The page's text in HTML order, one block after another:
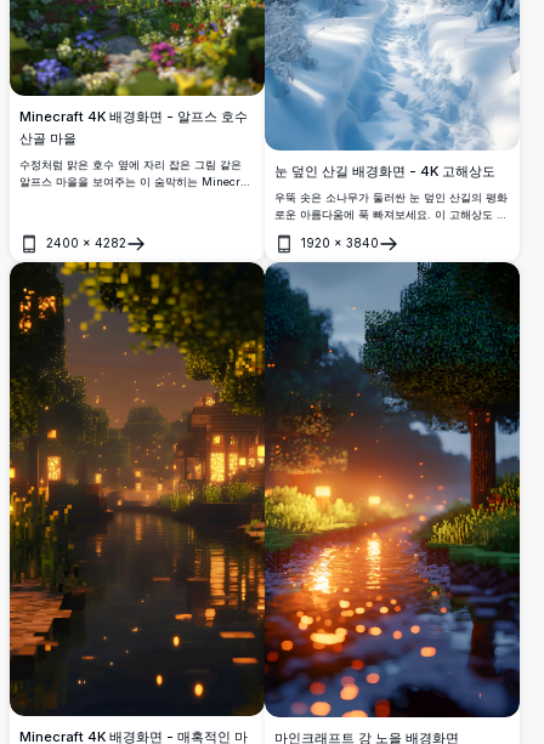
Minecraft 4K 배경화면 - 알프스 호수
산골 마을
수정처럼 맑은 호수 옆에 자리 잡은 그림 같은
알프스 마을을 보여주는 이 숨막히는 Minecraft
화들이 호숫가를 따라 만개하여 놀라운 고해상
도로 자연의 아름다움과 건축적 매력의 완벽한
조화를 만들어냅니다.
2400 × 4282
열기
눈 덮인 산길 배경화면 - 4K 고해상도
우뚝 솟은 소나무가 둘러싼 눈 덮인 산길의 평화
로운 아름다움에 푹 빠져보세요. 이 고해상도 배
경화면은 장엄한 산봉우리와 고요한 겨울 풍경
을 담아 자연의 손상되지 않은 아름다움을 사랑
하는 이들에게 완벽합니다.
1920 × 3840
열기
Minecraft 4K 배경화면 - 매혹적인 마 마인크래프트 강 노을 배경화면